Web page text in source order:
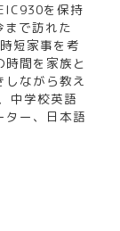
を保持
で訪れた
短家事を考
間を家族と
ながら教え
中学校英語
ター、日本語